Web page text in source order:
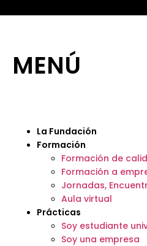
MENÚ
La Fundación
Formación
Formación de
Formación a
Jornadas,
Aula virtual
Prácticas
Soy estudiante
Soy una empresa